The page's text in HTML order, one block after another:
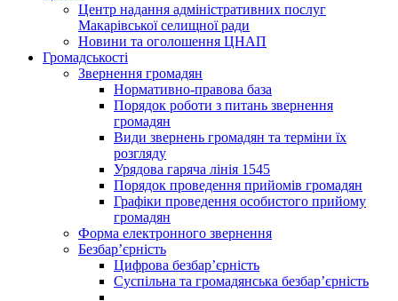
Центр надання адміністративних послуг
Макарівської селищної ради
Новини та оголошення ЦНАП
Громадськості
Звернення громадян
Нормативно-правова база
Порядок роботи з питань звернення
громадян
Види звернень громадян та терміни їх
розгляду
Урядова гаряча лінія 1545
Порядок проведення прийомів громадян
Графіки проведення особистого прийому
громадян
Форма електронного звернення
Безбар’єрність
Цифрова безбар’єрність
Суспільна та громадянська безбар’єрність